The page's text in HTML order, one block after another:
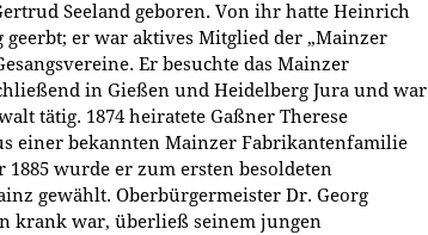
Seeland geboren. Von ihr hatte Heinrich
geerbt; er war aktives Mitglied der „Mainzer
Er besuchte das Mainzer
in Gießen und Heidelberg Jura und war
tätig. 1874 heiratete Gaßner Therese
einer bekannten Mainzer Fabrikantenfamilie
1885 wurde er zum ersten besoldeten
gewählt. Oberbürgermeister Dr. Georg
krank war, überließ seinem jungen